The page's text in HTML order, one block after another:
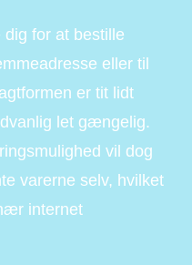
for at bestille
eller til
er tit lidt
let gængelig.
vil dog
varerne selv, hvilket
internet